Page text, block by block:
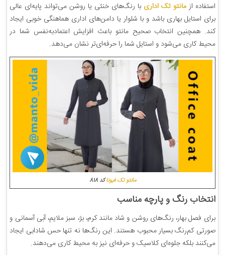
استفاده ازمانتو تک اداری با رنگ‌های خنثی یا روشن می‌تواند پایه‌ای عالی
برای استایل بهاری باشد و با شلوار یا دامن‌های اداری هماهنگی خوبی ایجاد
کند. همچنین انتخاب صحیح مانتو باعث افزایش اعتمادبه‌نفس شما در
محیط کاری می‌شود و استایل شما را حرفه‌ای‌تر نشان می‌دهد.
مانتو تک فیوناکد 818
انتخاب رنگ و پارچه مناسب
برای فصل بهار، رنگ‌های روشن و شاد مانند کرم، بژ، سبز ملایم، آبی آسمانی و
صورتی کم‌رنگ بسیار محبوب هستند. این رنگ‌ها نه تنها حس شادابی ایجاد
می‌کنند بلکه جلوه‌ای کلاسیک و حرفه‌ای نیز به محیط کاری می‌دهند.